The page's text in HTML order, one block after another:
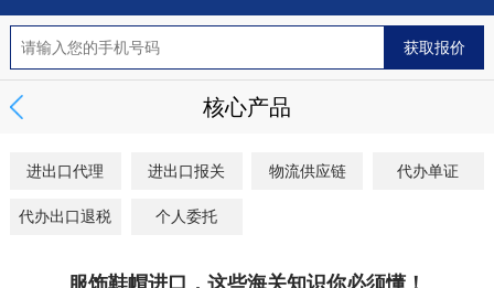
核心产品
进出口代理 进出口报关 物流供应链 代办单证
代办出口退税 个人委托
服饰鞋帽进口，这些海关知识你必须懂！